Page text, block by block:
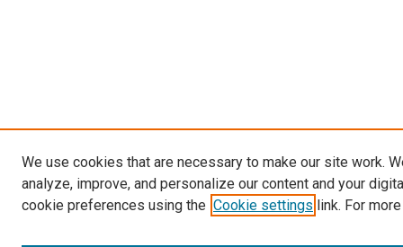
We use cookies that are necessary to make our site work.
analyze, improve, and personalize our content and your
cookie preferences using the Cookie settings link. For